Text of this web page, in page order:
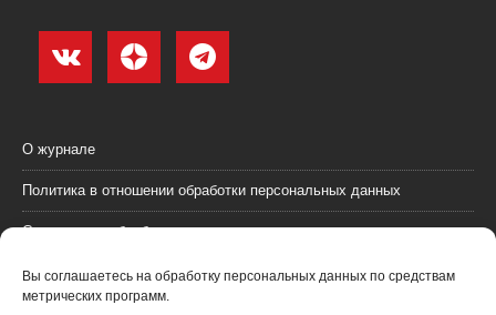
Вы соглашаетесь на обработку персональных данных по средствам
метрических программ.
О журнале
Политика в отношении обработки персональных данных
Согласие на обработку персональных данных
Пользовательское соглашение (оферта)